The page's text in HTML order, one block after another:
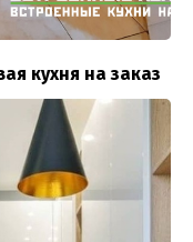
кухня на заказ